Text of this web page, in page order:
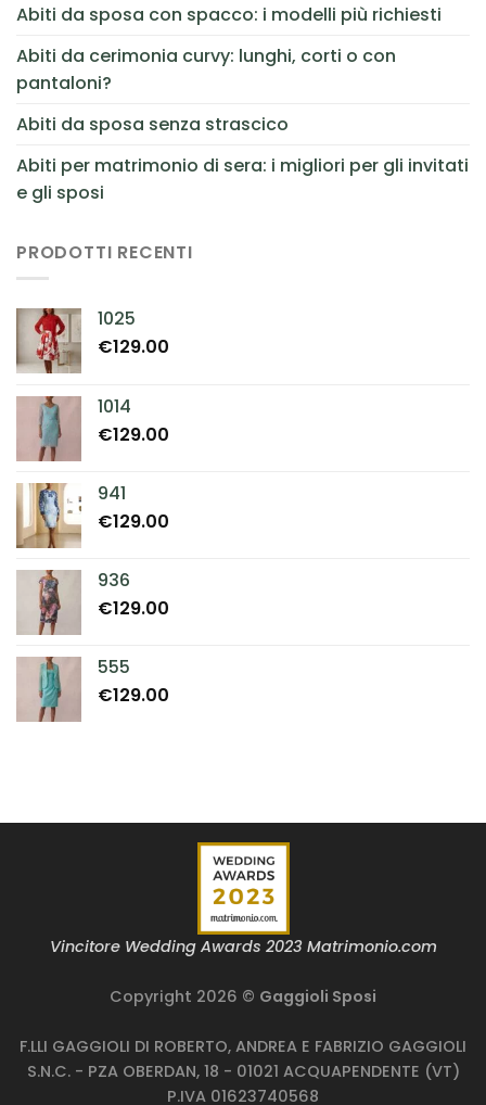
Abiti da sposa con spacco: i modelli più richiesti
Abiti da cerimonia curvy: lunghi, corti o con
pantaloni?
Abiti da sposa senza strascico
Abiti per matrimonio di sera: i migliori per gli invitati
e gli sposi
PRODOTTI RECENTI
1025
€129.00
1014
€129.00
941
€129.00
936
€129.00
555
€129.00
Vincitore Wedding Awards 2023 Matrimonio.com
Copyright 2026 © Gaggioli Sposi
F.LLI GAGGIOLI DI ROBERTO, ANDREA E FABRIZIO GAGGIOLI
S.N.C. - PZA OBERDAN, 18 - 01021 ACQUAPENDENTE (VT)
P.IVA 01623740568